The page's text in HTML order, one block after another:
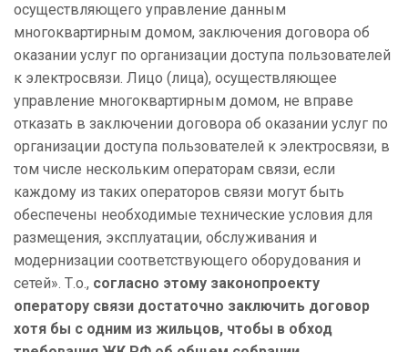
осуществляющего управление данным
многоквартирным домом, заключения договора об
оказании услуг по организации доступа пользователей
к электросвязи. Лицо (лица), осуществляющее
управление многоквартирным домом, не вправе
отказать в заключении договора об оказании услуг по
организации доступа пользователей к электросвязи, в
том числе нескольким операторам связи, если
каждому из таких операторов связи могут быть
обеспечены необходимые технические условия для
размещения, эксплуатации, обслуживания и
модернизации соответствующего оборудования и
сетей». Т.о., согласно этому законопроекту
оператору связи достаточно заключить договор
хотя бы с одним из жильцов, чтобы в обход